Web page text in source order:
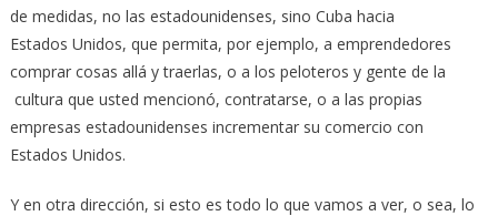
de medidas, no las estadounidenses, sino Cuba hacia
Estados Unidos, que permita, por ejemplo, a emprendedores
comprar cosas allá y traerlas, o a los peloteros y gente de la
cultura que usted mencionó, contratarse, o a las propias
empresas estadounidenses incrementar su comercio con
Estados Unidos.
Y en otra dirección, si esto es todo lo que vamos a ver, o sea, lo